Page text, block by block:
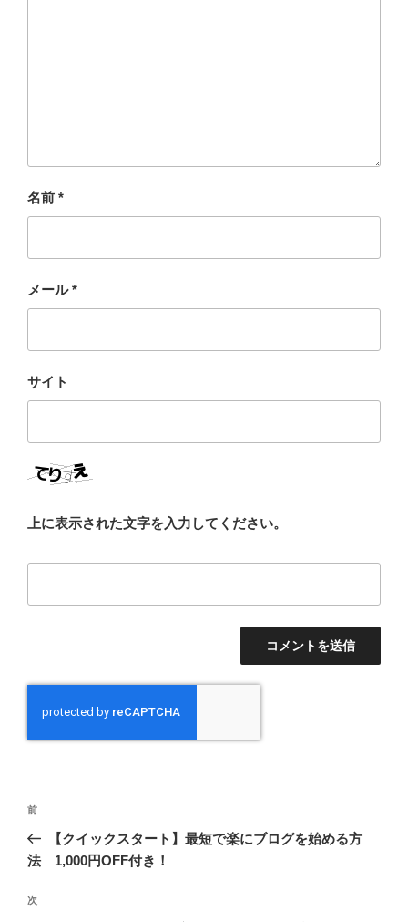
名前 *
メール*
サイト
上に表示された文字を入力してください。
投
ナ
ゲ
前
の
投
前
【クイックスタート】最短で楽にブログを始める方
法 1,000円OFF付き！
次
次